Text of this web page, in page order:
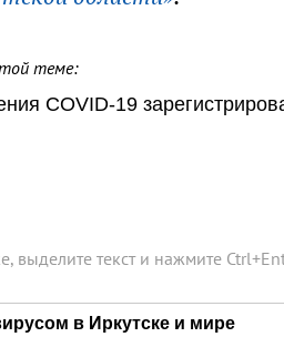
теме:
COVID-19
выделите текст и нажмите Ctrl+
в Иркутске и мире